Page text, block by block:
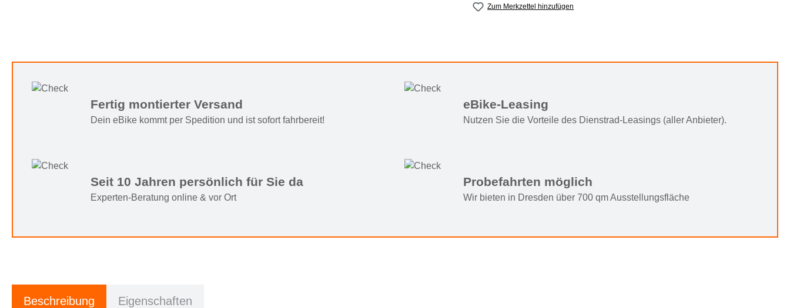
Zum Merkzettel hinzufügen
Fertig montierter Versand
Dein eBike kommt per Spedition und ist sofort fahrbereit!
eBike-Leasing
Nutzen Sie die Vorteile des Dienstrad-Leasings (aller Anbieter).
Seit 10 Jahren persönlich für Sie da
Experten-Beratung online & vor Ort
Probefahrten möglich
Wir bieten in Dresden über 700 qm Ausstellungsfläche
Beschreibung Eigenschaften